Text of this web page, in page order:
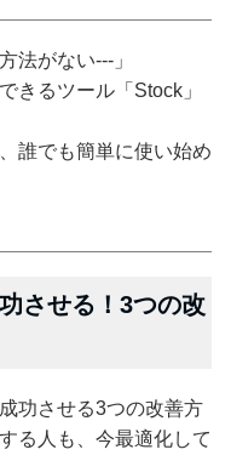
法がない---」
きるツール「Stock」
誰でも簡単に使い始め
させる！3つの改
功させる3つの改善方
る人も、今最適化して